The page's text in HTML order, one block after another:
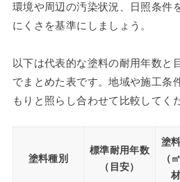
環境や周辺の汚染状況、日照条件
にくさを基準にしましょう。
以下は代表的な塗料の耐用年数と
でまとめた表です。地域や施工条
もりと照らし合わせて比較してく
塗料種別
標準耐用年数
（目安）
塗
（